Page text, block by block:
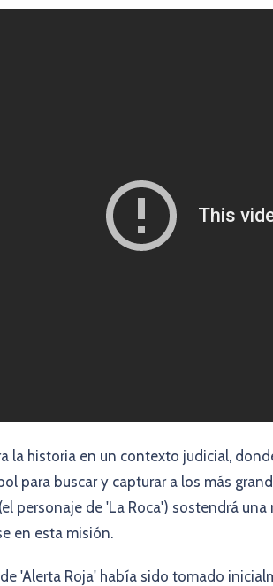
la historia en un contexto judicial,
para buscar y capturar a los más
personaje de 'La Roca') sostendrá
en esta misión.
'Alerta Roja' había sido tomado